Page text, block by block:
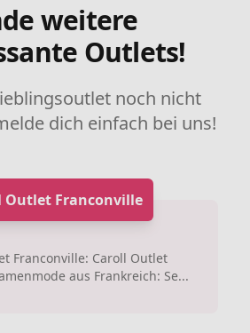
weitere
Outlets!
noch nicht
dich einfach bei uns!
Outlet Franconville
Franconville: Caroll Outlet
aus Frankreich: Se...